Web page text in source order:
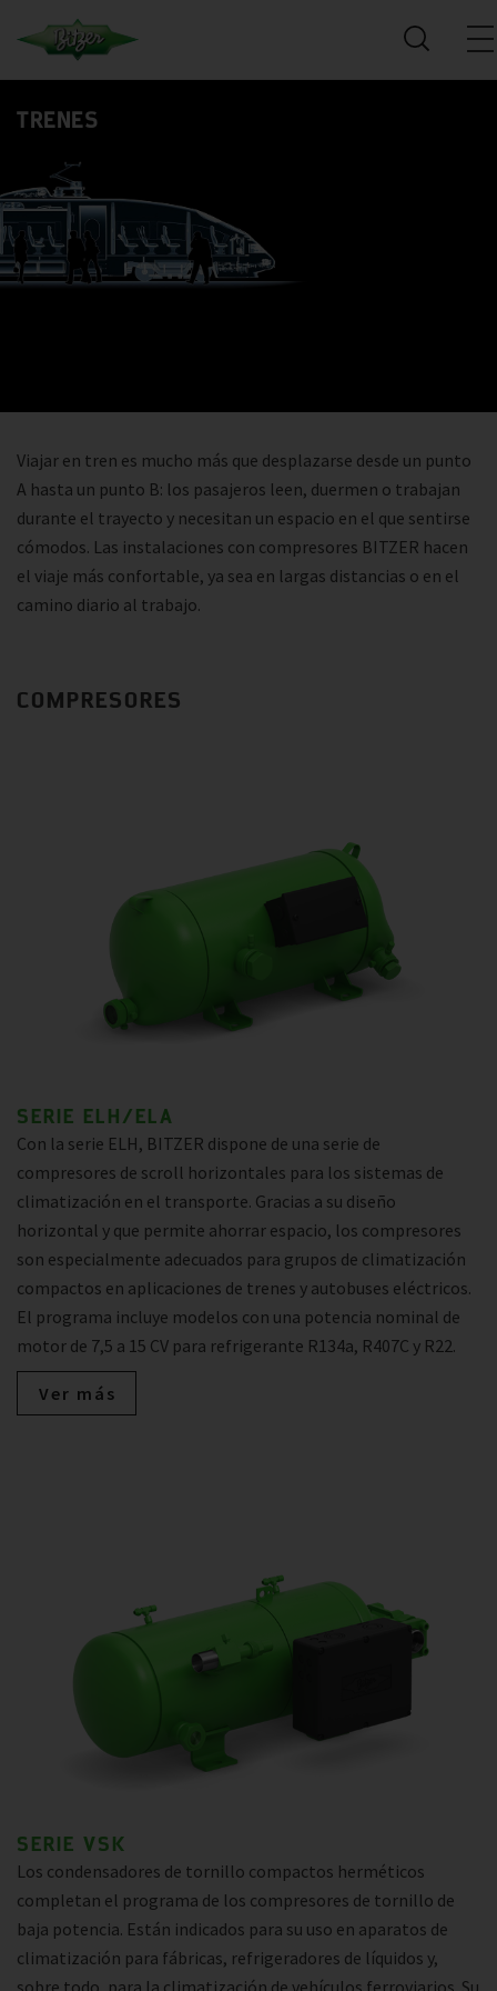
TRENES
Viajar en tren es mucho más que desplazarse desde un punto
A hasta un punto B: los pasajeros leen, duermen o trabajan
durante el trayecto y necesitan un espacio en el que sentirse
cómodos. Las instalaciones con compresores BITZER hacen
el viaje más confortable, ya sea en largas distancias o en el
camino diario al trabajo.
COMPRESORES
SERIE ELH/ELA
Con la serie ELH, BITZER dispone de una serie de
compresores de scroll horizontales para los sistemas de
climatización en el transporte. Gracias a su diseño
horizontal y que permite ahorrar espacio, los compresores
son especialmente adecuados para grupos de climatización
compactos en aplicaciones de trenes y autobuses eléctricos.
El programa incluye modelos con una potencia nominal de
motor de 7,5 a 15 CV para refrigerante R134a, R407C y R22.
Ver más
SERIE VSK
Los condensadores de tornillo compactos herméticos
completan el programa de los compresores de tornillo de
baja potencia. Están indicados para su uso en aparatos de
climatización para fábricas, refrigeradores de líquidos y,
sobre todo, para la climatización de vehículos ferroviarios. Su